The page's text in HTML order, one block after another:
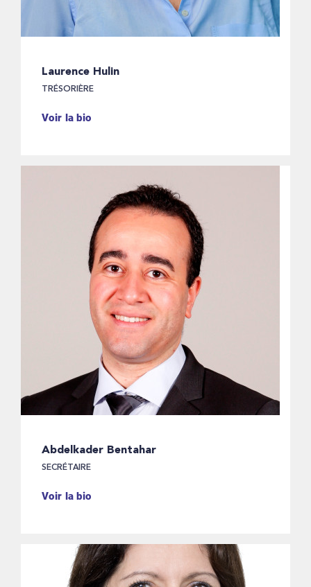
Laurence Hulin
TRÉSORIÈRE
Voir la bio
Abdelkader Bentahar
SECRÉTAIRE
Voir la bio